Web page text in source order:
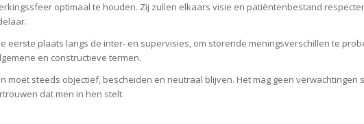
optimaal te houden. Zij zullen elkaars visie en patiëntenbestand
eerste plaats langs de inter- en supervisies, om storende meningsverschillen te
en constructieve termen.
moet steeds objectief, bescheiden en neutraal blijven. Het mag geen
dat men in hen stelt.